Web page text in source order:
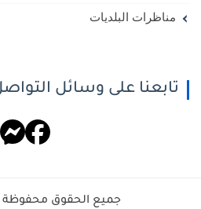
مناظرات البلديات
تابعنا على وسائل التواصل
جميع الحقوق محفوظة ©